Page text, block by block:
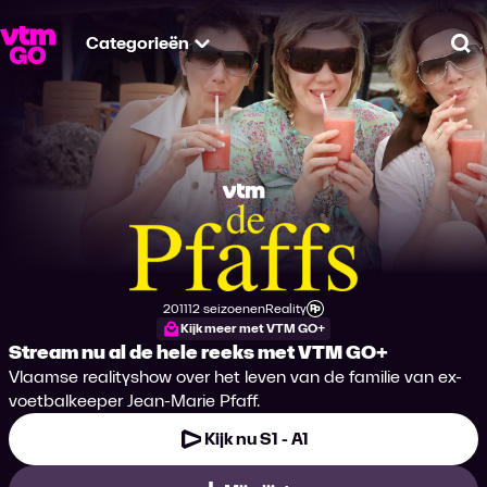
Categorieën
De Pfaffs
Productiejaar
201112 seizoenen
Genre
Reality
Leeftijdsclassificatie
Kijk meer met VTM GO+
Stream nu al de hele reeks met VTM GO+
Vlaamse realityshow over het leven van de familie van ex-
voetbalkeeper Jean-Marie Pfaff.
Kijk nu S1 - A1